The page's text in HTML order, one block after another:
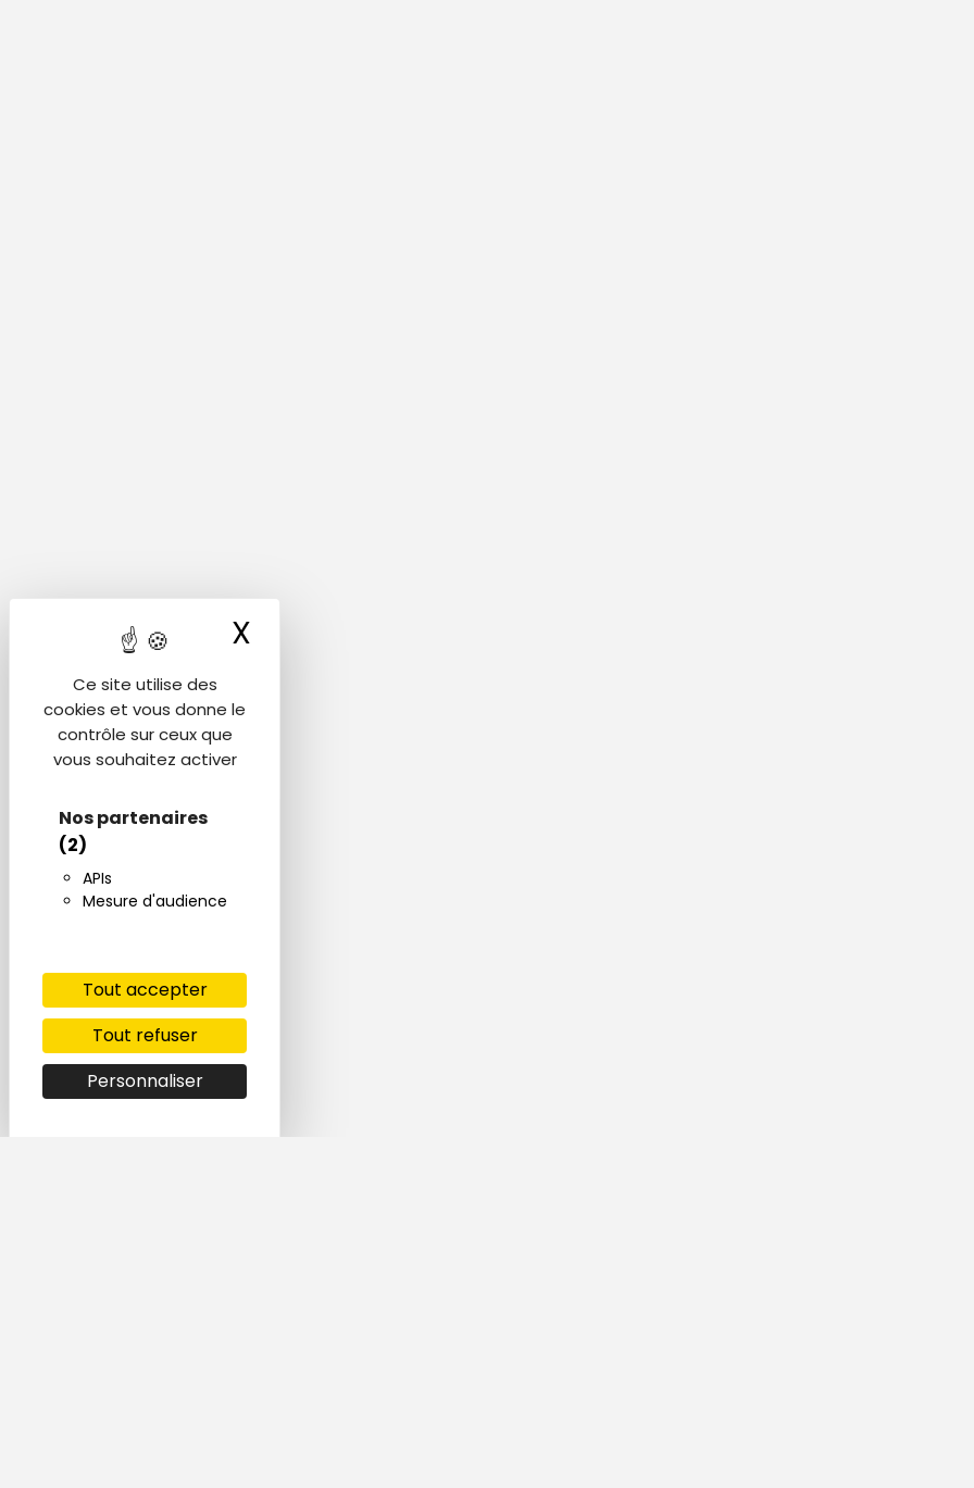
Ce site utilise des
cookies et vous donne le
contrôle sur ceux que
vous souhaitez activer
Nos partenaires
(2)
APIs
Mesure d'audience
Tout accepter
Tout refuser
Personnaliser
X